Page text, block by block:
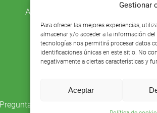
Gestionar
Para ofrecer las mejores experiencias,
almacenar y/o acceder a la información
tecnologías nos permitirá procesar datos
identificaciones únicas en este sitio. No
negativamente a ciertas características y
Aceptar
Agenda
Preguntas frecuentes